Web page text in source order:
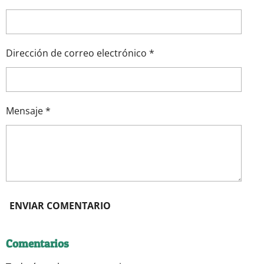
I
I
I
I
Dirección de correo electrónico *
Mensaje *
ENVIAR COMENTARIO
Comentarios